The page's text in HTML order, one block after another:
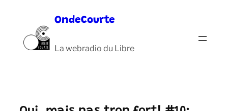
contenu
OndeCourte
La webradio du Libre